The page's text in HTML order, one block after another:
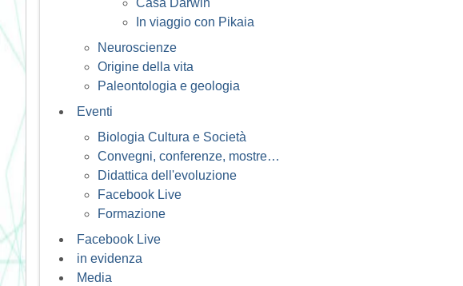
Casa Darwin
In viaggio con Pikaia
Neuroscienze
Origine della vita
Paleontologia e geologia
Eventi
Biologia Cultura e Società
Convegni, conferenze, mostre…
Didattica dell'evoluzione
Facebook Live
Formazione
Facebook Live
in evidenza
Media